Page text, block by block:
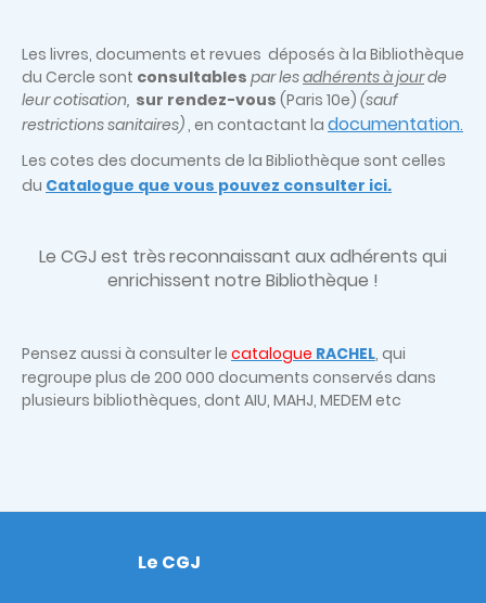
Les livres, documents et revues déposés à la Bibliothèque
du Cercle sont consultables par lesadhérents à jourde
leur cotisation, sur rendez-vous (Paris 10e) (sauf
restrictions sanitaires), en contactant la documentation.
Les cotes des documents de la Bibliothèque sont celles
du Catalogue que vous pouvez consulter ici.
Le CGJ est trèsreconnaissant aux adhérents qui
enrichissent notre Bibliothèque !
Pensez aussi à consulter le catalogue RACHEL, qui
regroupe plus de 200 000 documents conservés dans
plusieurs bibliothèques, dont AIU, MAHJ, MEDEM etc
Footer
Le CGJ